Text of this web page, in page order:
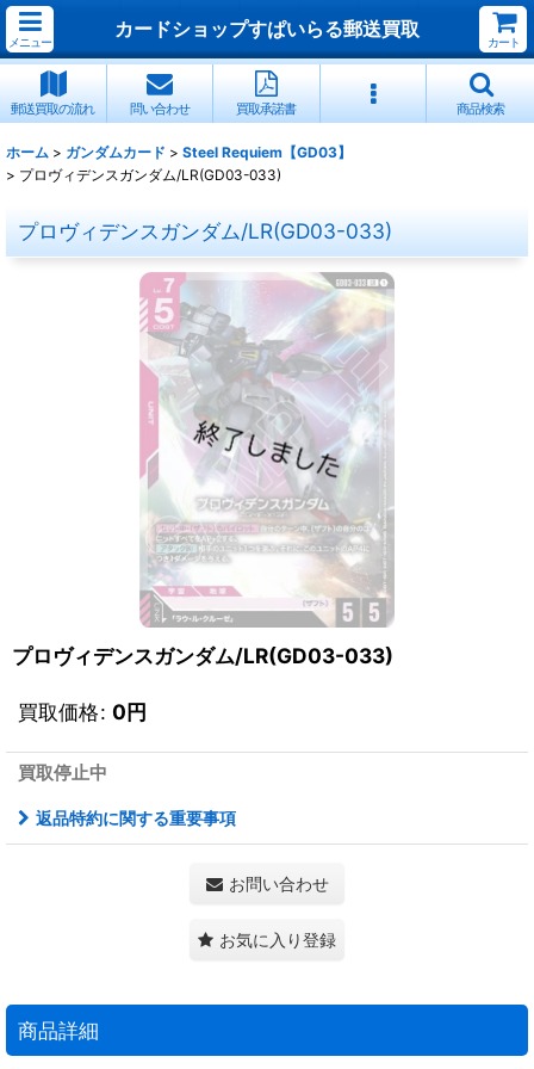
メニュー
カードショップすぱいらる郵送買取
カート
郵送買取の流れ 問い合わせ 買取承諾書 商品検索
ホーム > ガンダムカード > Steel Requiem【GD03】
> プロヴィデンスガンダム/LR(GD03-033)
プロヴィデンスガンダム/LR(GD03-033)
プロヴィデンスガンダム/LR(GD03-033)
買取価格: 0円
買取停止中
返品特約に関する重要事項
お問い合わせ
お気に入り登録
商品詳細